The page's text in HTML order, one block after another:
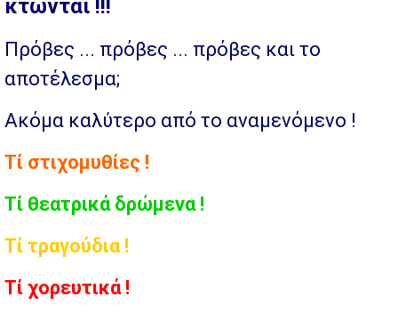
κτώνται !!!
Πρόβες ... πρόβες ... πρόβες και το
αποτέλεσμα;
Ακόμα καλύτερο από το αναμενόμενο !
Τί στιχομυθίες !
Τί θεατρικά δρώμενα !
Τί τραγούδια !
Τί χορευτικά !